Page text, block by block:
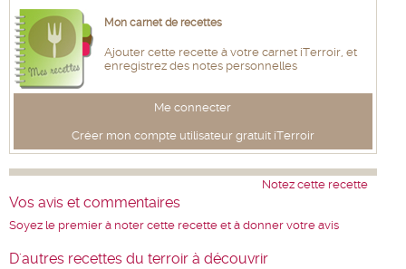
Mon carnet de recettes
Ajouter cette recette à votre carnet iTerroir, et
enregistrez des notes personnelles
Me connecter
Créer mon compte utilisateur gratuit iTerroir
Notez cette recette
Vos avis et commentaires
Soyez le premier à noter cette recette et à donner votre avis
D'autres recettes du terroir à découvrir